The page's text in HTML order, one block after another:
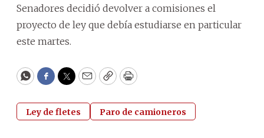
Senadores decidió devolver a comisiones el
proyecto de ley que debía estudiarse en particular
este martes.
WhatsApp
Facebook
Twitter
EmailCopyPrint
Ley de fletes Paro de camioneros